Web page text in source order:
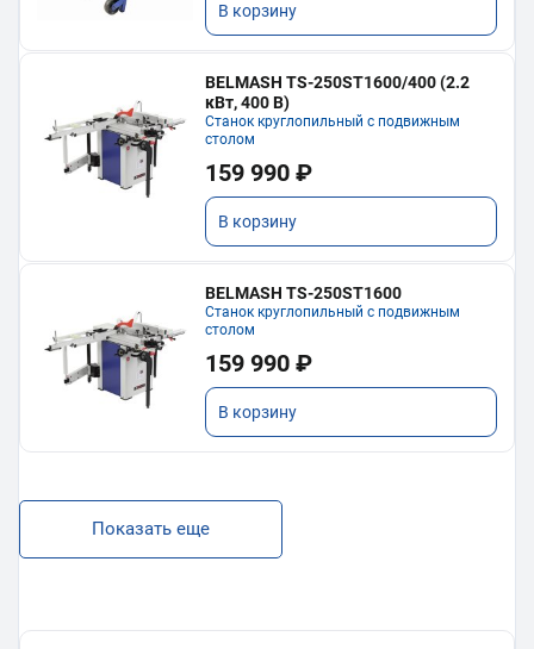
В корзину
BELMASH TS-250ST1600/400 (2.2
кВт, 400 В)
Станок круглопильный с подвижным
столом
159 990 ₽
В корзину
BELMASH TS-250ST1600
Станок круглопильный с подвижным
столом
159 990 ₽
В корзину
Показать еще